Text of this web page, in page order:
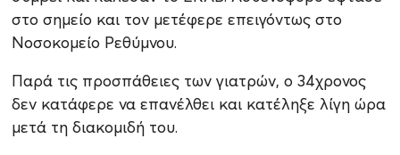
στο σημείο και τον μετέφερε επειγόντως στο
Νοσοκομείο Ρεθύμνου.
Παρά τις προσπάθειες των γιατρών, ο 34χρονος
δεν κατάφερε να επανέλθει και κατέληξε λίγη ώρα
μετά τη διακομιδή του.